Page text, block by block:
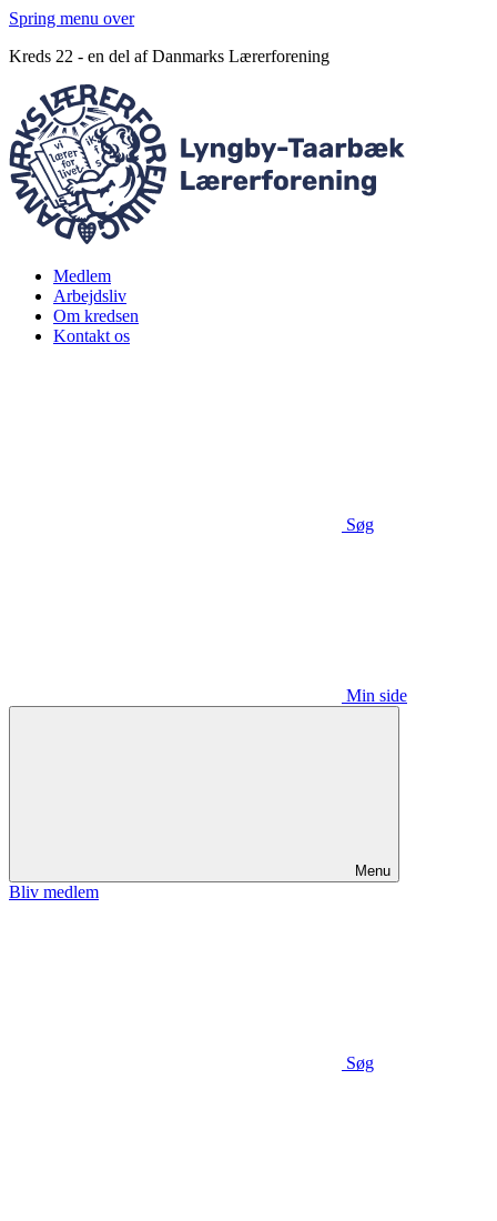
Spring menu over
Kreds 22 - en del af Danmarks Lærerforening
Medlem
Arbejdsliv
Om kredsen
Kontakt os
Søg
Min side
Menu
Bliv medlem
Søg